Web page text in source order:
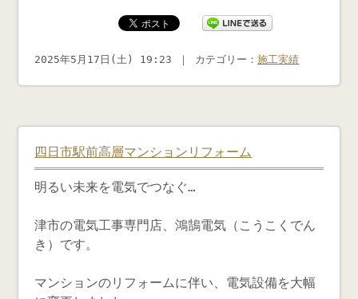
2025年5月17日(土) 19:23 ｜ カテゴリー：施工実績
四日市駅前高層マンションリフォーム
明るい未来を電気でつなぐ…
津市の電気工事専門店、鴻鵠電気（こうこくでん
き）です。
マンションのリフォームに伴い、電気設備を大幅